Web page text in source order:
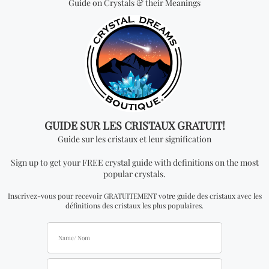
Vous cherchez quelque
chose de spécial? Jetez
un coup d'œil à nos
produits les plus
vendus!